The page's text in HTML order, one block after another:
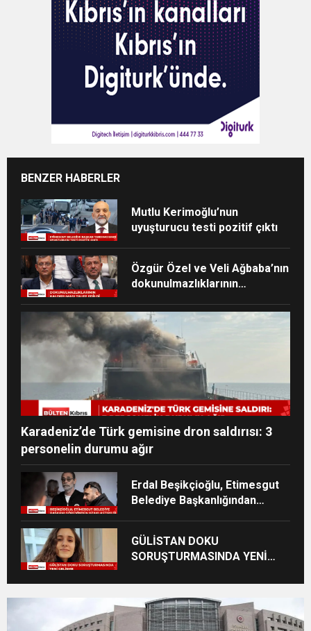
BENZER HABERLER
Mutlu Kerimoğlu’nun
uyuşturucu testi pozitif çıktı
Özgür Özel ve Veli Ağbaba’nın
dokunulmazlıklarının
Karadeniz’de Türk gemisine dron saldırısı: 3
personelin durumu ağır
Erdal Beşikçioğlu, Etimesgut
Belediye Başkanlığından
GÜLİSTAN DOKU
SORUŞTURMASINDA YENİ
VALİSİ FARKLI SUÇLARDAN
DA TUTUKLANDI